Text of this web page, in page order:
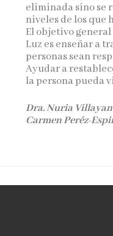
eliminada sino se
niveles de los que
El objetivo
Luz es enseñar a
personas sean
Ayudar a
la persona pueda
Dra. Nuria
Carmen Peréz-